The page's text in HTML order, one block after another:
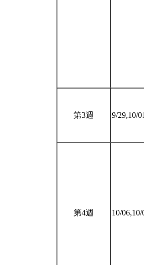
第3週 9/29,10/01
第4週 10/06,10/